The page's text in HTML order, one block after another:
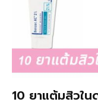
10 ยาแต้มสิวใ